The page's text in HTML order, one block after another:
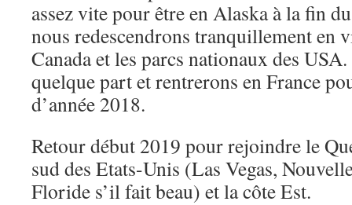
assez vite pour être en Alaska à la fin
nous redescendrons tranquillement en
Canada et les parcs nationaux des
quelque part et rentrerons en France
d’année 2018.
Retour début 2019 pour rejoindre le
sud des Etats-Unis (Las Vegas,
Floride s’il fait beau) et la côte Est.